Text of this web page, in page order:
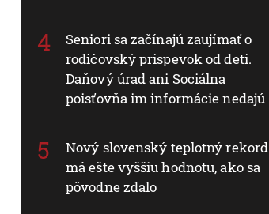
Seniori sa začínajú zaujímať o
rodičovský príspevok od detí.
Daňový úrad ani Sociálna
poisťovňa im informácie nedajú
Nový slovenský teplotný rekord
má ešte vyššiu hodnotu, ako sa
pôvodne zdalo